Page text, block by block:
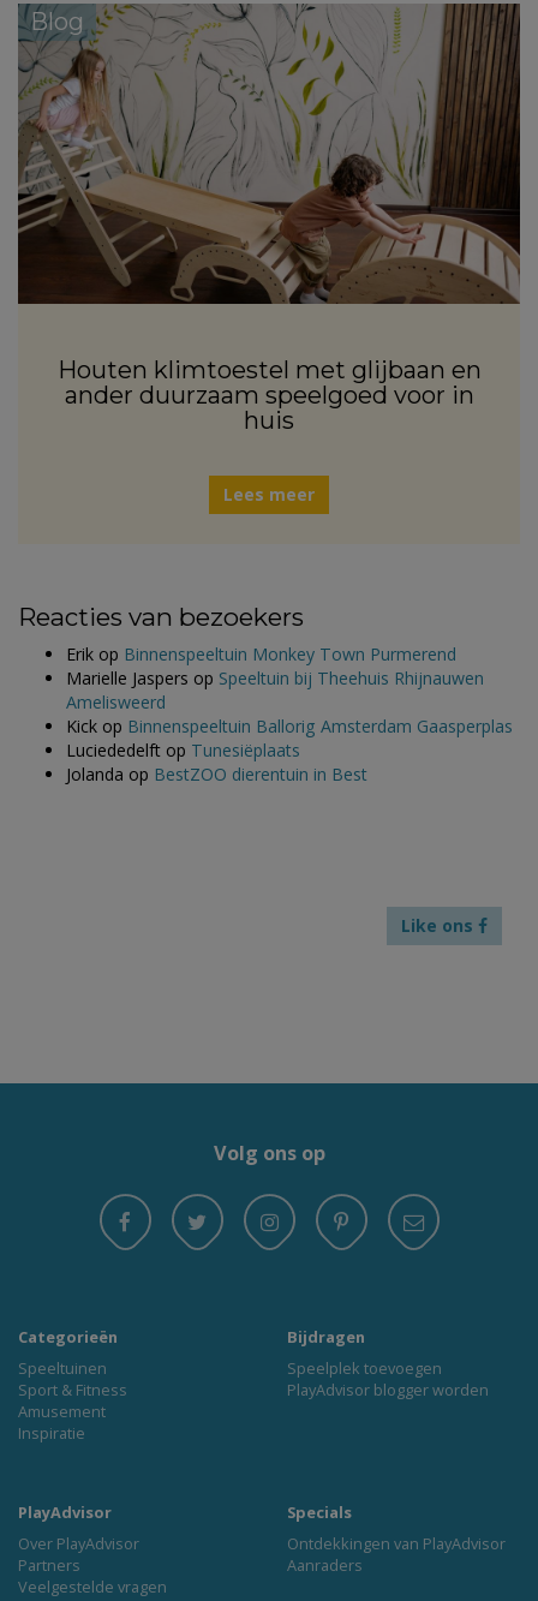
Blog
Houten klimtoestel met glijbaan en
ander duurzaam speelgoed voor in
huis
Lees meer
Reacties van bezoekers
Erik op Binnenspeeltuin Monkey Town Purmerend
Marielle Jaspers op Speeltuin bij Theehuis Rhijnauwen
Amelisweerd
Kick op Binnenspeeltuin Ballorig Amsterdam Gaasperplas
Luciededelft op Tunesiëplaats
Jolanda op BestZOO dierentuin in Best
Like ons
Volg ons op
Categorieën
Speeltuinen
Sport & Fitness
Amusement
Inspiratie
Bijdragen
Speelplek toevoegen
PlayAdvisor blogger worden
PlayAdvisor
Over PlayAdvisor
Partners
Veelgestelde vragen
Specials
Ontdekkingen van PlayAdvisor
Aanraders